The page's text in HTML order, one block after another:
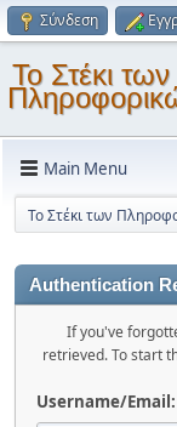
Σύνδεση
Το Στέκι των
Main Menu
Το Στέκι των
Authentication
If you've
retrieved. To start
Username/Email: